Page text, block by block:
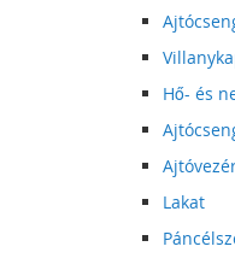
Hő- és
Lakat